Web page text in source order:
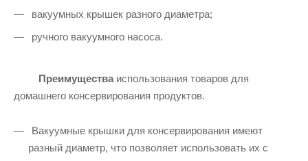
вакуумных крышек разного диаметра;
ручного вакуумного насоса.
Преимущества использования товаров для
домашнего консервирования продуктов.
Вакуумные крышки для консервирования имеют
разный диаметр, что позволяет использовать их с